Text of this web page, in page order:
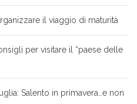
il viaggio di maturità
per visitare il “paese delle
Salento in primavera…e non